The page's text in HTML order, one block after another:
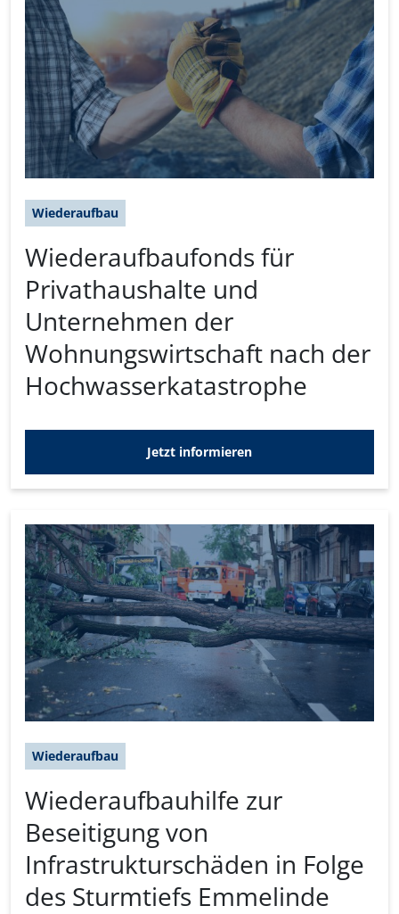
Wiederaufbau
Wiederaufbaufonds für
Privathaushalte und
Unternehmen der
Wohnungswirtschaft nach der
Hochwasserkatastrophe
Jetzt informieren
Wiederaufbau
Wiederaufbauhilfe zur
Beseitigung von
Infrastrukturschäden in Folge
des Sturmtiefs Emmelinde